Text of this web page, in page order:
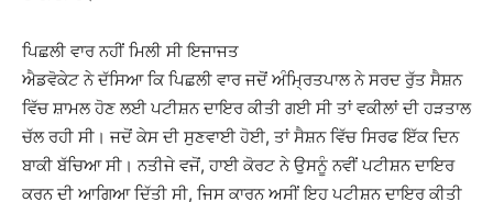
ਪਿਛਲੀ ਵਾਰ ਨਹੀਂ ਮਿਲੀ ਸੀ ਇਜਾਜਤ
ਐਡਵੋਕੇਟ ਨੇ ਦੱਸਿਆ ਕਿ ਪਿਛਲੀ ਵਾਰ ਜਦੋਂ ਅੰਮ੍ਰਿਤਪਾਲ ਨੇ ਸਰਦ ਰੁੱਤ ਸੈਸ਼ਨ
ਵਿੱਚ ਸ਼ਾਮਲ ਹੋਣ ਲਈ ਪਟੀਸ਼ਨ ਦਾਇਰ ਕੀਤੀ ਗਈ ਸੀ ਤਾਂ ਵਕੀਲਾਂ ਦੀ ਹੜਤਾਲ
ਚੱਲ ਰਹੀ ਸੀ। ਜਦੋਂ ਕੇਸ ਦੀ ਸੁਣਵਾਈ ਹੋਈ, ਤਾਂ ਸੈਸ਼ਨ ਵਿੱਚ ਸਿਰਫ ਇੱਕ ਦਿਨ
ਬਾਕੀ ਬੱਚਿਆ ਸੀ। ਨਤੀਜੇ ਵਜੋਂ, ਹਾਈ ਕੋਰਟ ਨੇ ਉਸਨੂੰ ਨਵੀਂ ਪਟੀਸ਼ਨ ਦਾਇਰ
ਕਰਨ ਦੀ ਆਗਿਆ ਦਿੱਤੀ ਸੀ, ਜਿਸ ਕਾਰਨ ਅਸੀਂ ਇਹ ਪਟੀਸ਼ਨ ਦਾਇਰ ਕੀਤੀ